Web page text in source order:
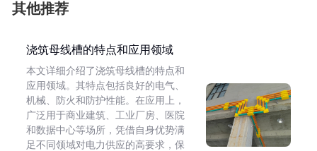
其他推荐
浇筑母线槽的特点和应用领域
本文详细介绍了浇筑母线槽的特点和
应用领域。其特点包括良好的电气、
机械、防火和防护性能。在应用上，
广泛用于商业建筑、工业厂房、医院
和数据中心等场所，凭借自身优势满
足不同领域对电力供应的高要求，保